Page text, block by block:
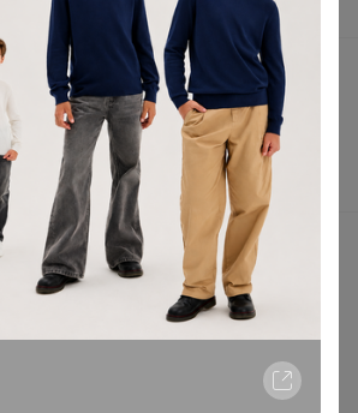
с 24-ok
место для ваших изображений
случайных чисел